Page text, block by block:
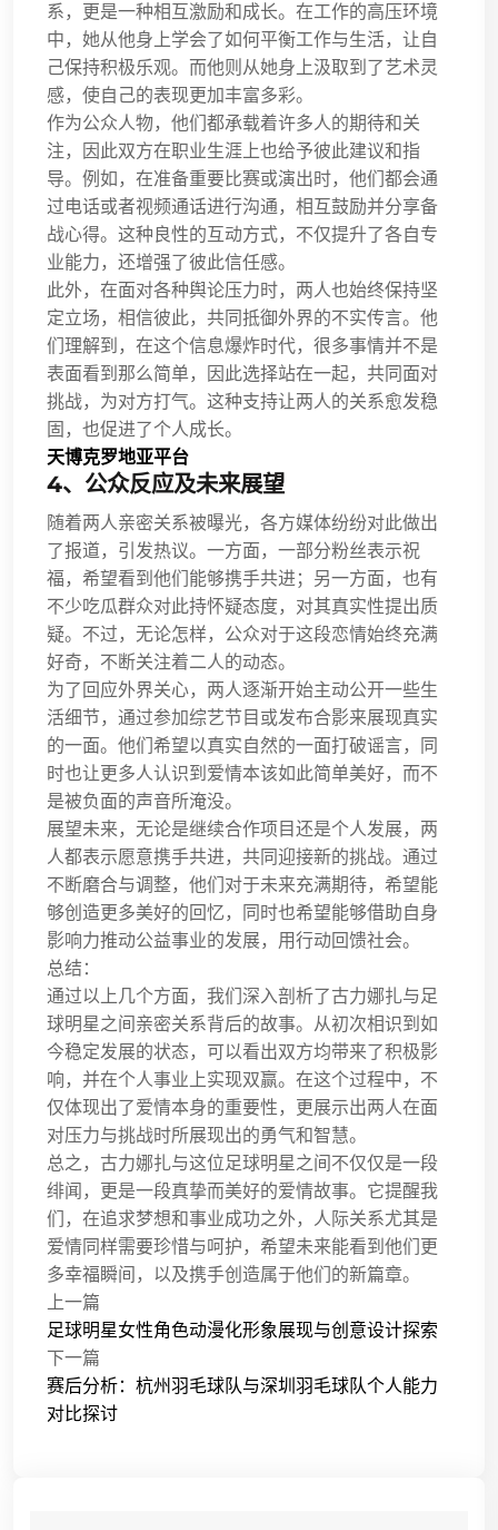
系，更是一种相互激励和成长。在工作的高压环境
中，她从他身上学会了如何平衡工作与生活，让自
己保持积极乐观。而他则从她身上汲取到了艺术灵
感，使自己的表现更加丰富多彩。
作为公众人物，他们都承载着许多人的期待和关
注，因此双方在职业生涯上也给予彼此建议和指
导。例如，在准备重要比赛或演出时，他们都会通
过电话或者视频通话进行沟通，相互鼓励并分享备
战心得。这种良性的互动方式，不仅提升了各自专
业能力，还增强了彼此信任感。
此外，在面对各种舆论压力时，两人也始终保持坚
定立场，相信彼此，共同抵御外界的不实传言。他
们理解到，在这个信息爆炸时代，很多事情并不是
表面看到那么简单，因此选择站在一起，共同面对
挑战，为对方打气。这种支持让两人的关系愈发稳
固，也促进了个人成长。
天博克罗地亚平台
4、公众反应及未来展望
随着两人亲密关系被曝光，各方媒体纷纷对此做出
了报道，引发热议。一方面，一部分粉丝表示祝
福，希望看到他们能够携手共进；另一方面，也有
不少吃瓜群众对此持怀疑态度，对其真实性提出质
疑。不过，无论怎样，公众对于这段恋情始终充满
好奇，不断关注着二人的动态。
为了回应外界关心，两人逐渐开始主动公开一些生
活细节，通过参加综艺节目或发布合影来展现真实
的一面。他们希望以真实自然的一面打破谣言，同
时也让更多人认识到爱情本该如此简单美好，而不
是被负面的声音所淹没。
展望未来，无论是继续合作项目还是个人发展，两
人都表示愿意携手共进，共同迎接新的挑战。通过
不断磨合与调整，他们对于未来充满期待，希望能
够创造更多美好的回忆，同时也希望能够借助自身
影响力推动公益事业的发展，用行动回馈社会。
总结：
通过以上几个方面，我们深入剖析了古力娜扎与足
球明星之间亲密关系背后的故事。从初次相识到如
今稳定发展的状态，可以看出双方均带来了积极影
响，并在个人事业上实现双赢。在这个过程中，不
仅体现出了爱情本身的重要性，更展示出两人在面
对压力与挑战时所展现出的勇气和智慧。
总之，古力娜扎与这位足球明星之间不仅仅是一段
绯闻，更是一段真挚而美好的爱情故事。它提醒我
们，在追求梦想和事业成功之外，人际关系尤其是
爱情同样需要珍惜与呵护，希望未来能看到他们更
多幸福瞬间，以及携手创造属于他们的新篇章。
上一篇
足球明星女性角色动漫化形象展现与创意设计探索
下一篇
赛后分析：杭州羽毛球队与深圳羽毛球队个人能力
对比探讨